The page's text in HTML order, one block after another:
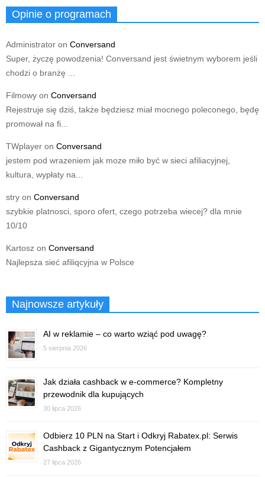
Opinie o programach
Administrator on Conversand
Super, życzę powodzenia! Conversand jest świetnym wyborem jeśli
chodzi o branżę ...
Filmowy on Conversand
Rejestruje się dziś, także będziesz miał mocnego poleconego, będę
promował na fi...
TWplayer on Conversand
jestem pod wrazeniem jak moze miło być w sieci afiliacyjnej,
kultura, wypłaty na...
stry on Conversand
szybkie platnosci, sporo ofert, czego potrzeba wiecej? dla mnie
10/10
Kartosz on Conversand
Najlepsza sieć afiliqcyjna w Polsce
Najnowsze artykuły
AI w reklamie – co warto wziąć pod uwagę?
5 sierpnia 2026
Jak działa cashback w e-commerce? Kompletny
przewodnik dla kupujących
30 lipca 2026
Odbierz 10 PLN na Start i Odkryj Rabatex.pl: Serwis
Cashback z Gigantycznym Potencjałem
27 lipca 2026